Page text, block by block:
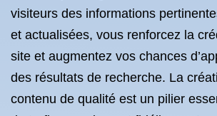
visiteurs des informations
et actualisées, vous renforcez la
site et augmentez vos chances
des résultats de recherche. La
contenu de qualité est un pilier